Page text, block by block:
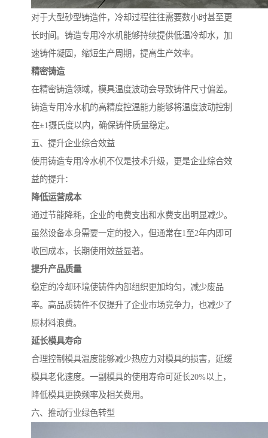
对于大型砂型铸造件，冷却过程往往需要数小时甚至更
长时间。铸造专用冷水机能够持续提供低温冷却水，加
速铸件凝固，缩短生产周期，提高生产效率。
精密铸造
在精密铸造领域，模具温度波动会导致铸件尺寸偏差。
铸造专用冷水机的高精度控温能力能够将温度波动控制
在±1摄氏度以内，确保铸件质量稳定。
五、提升企业综合效益
使用铸造专用冷水机不仅是技术升级，更是企业综合效
益的提升：
降低运营成本
通过节能降耗，企业的电费支出和水费支出明显减少。
虽然设备本身需要一定的投入，但通常在1至2年内即可
收回成本，长期使用效益显著。
提升产品质量
稳定的冷却环境使铸件内部组织更加均匀，减少废品
率。高品质铸件不仅提升了企业市场竞争力，也减少了
原材料浪费。
延长模具寿命
合理控制模具温度能够减少热应力对模具的损害，延缓
模具老化速度。一副模具的使用寿命可延长20%以上，
降低模具更换频率及相关费用。
六、推动行业绿色转型